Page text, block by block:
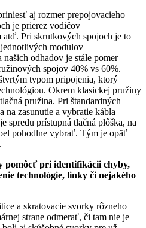
aj rozmer prepojovacieho
je prierez vodičov
atď. Pri skrutkových spojoch je to
modulov
odhadov je stále pomer
spojov 40% vs 60%.
typom pripojenia, ktorý
Okrem klasickej pružiny
pružina. Pri štandardných
na zasunutie a vybratie kábla
spredu prístupná tlačná plôška, na
pohodlne vybrať. Tým je opäť
pomôcť pri identifikácii chyby,
technológie, linky či nejakého
a skratovacie svorky rôzneho
strane odmerať, či tam nie je